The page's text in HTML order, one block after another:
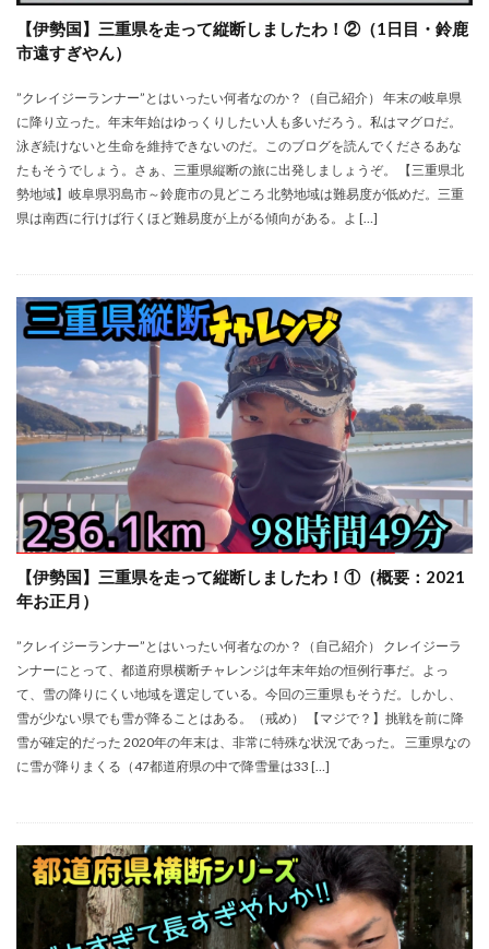
【伊勢国】三重県を走って縦断しましたわ！②（1日目・鈴鹿
市遠すぎやん）
”クレイジーランナー”とはいったい何者なのか？（自己紹介） 年末の岐阜県
に降り立った。年末年始はゆっくりしたい人も多いだろう。私はマグロだ。
泳ぎ続けないと生命を維持できないのだ。このブログを読んでくださるあな
たもそうでしょう。さぁ、三重県縦断の旅に出発しましょうぞ。 【三重県北
勢地域】岐阜県羽島市～鈴鹿市の見どころ 北勢地域は難易度が低めだ。三重
県は南西に行けば行くほど難易度が上がる傾向がある。よ […]
【伊勢国】三重県を走って縦断しましたわ！①（概要：2021
年お正月）
”クレイジーランナー”とはいったい何者なのか？（自己紹介） クレイジーラ
ンナーにとって、都道府県横断チャレンジは年末年始の恒例行事だ。よっ
て、雪の降りにくい地域を選定している。今回の三重県もそうだ。しかし、
雪が少ない県でも雪が降ることはある。（戒め） 【マジで？】挑戦を前に降
雪が確定的だった 2020年の年末は、非常に特殊な状況であった。 三重県なの
に雪が降りまくる（47都道府県の中で降雪量は33 […]